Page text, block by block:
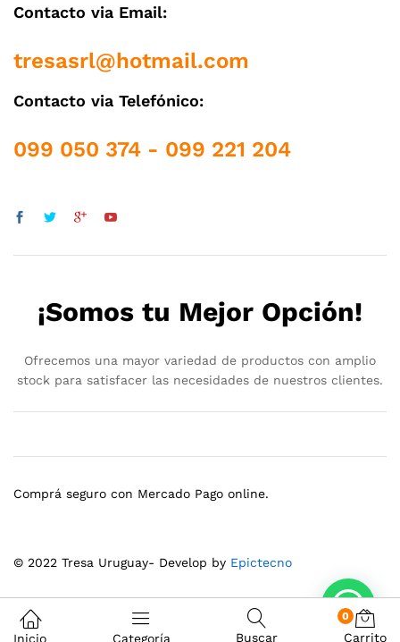
Contacto via Email:
tresasrl@hotmail.com
Contacto via Telefónico:
099 050 374 - 099 221 204
¡Somos tu Mejor Opción!
Ofrecemos una mayor variedad de productos con amplio
stock para satisfacer las necesidades de nuestros clientes.
© 2022 Tresa Uruguay- Develop by Epictecno
Comprá seguro con Mercado Pago online.
Inicio Categoría Buscar
0
Carrito